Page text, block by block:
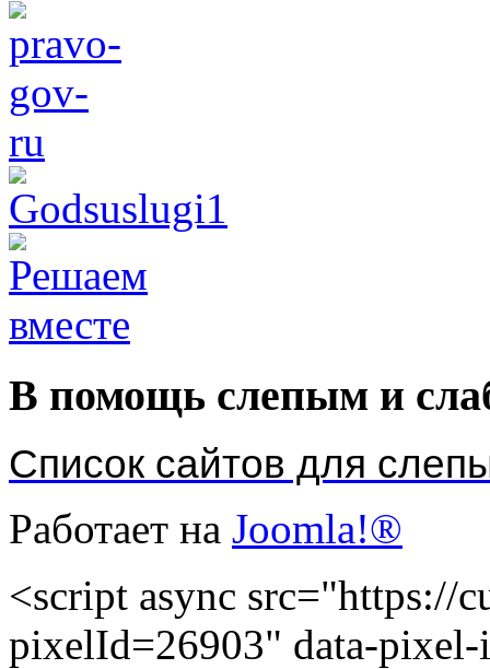
В помощь слепым и
Список сайтов для
Работает на Joomla!®
<script async src="https://
pixelId=26903" data-